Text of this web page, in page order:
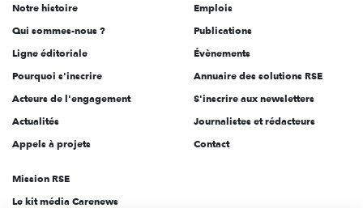
l'engagement
Notre histoire
Qui sommes-nous ?
Ligne éditoriale
Pourquoi s'inscrire
Acteurs de l'engagement
Actualités
Appels à projets
Emplois
Publications
Évènements
Annuaire des solutions RSE
S'inscrire aux newsletters
Journalistes et rédacteurs
Contact
Mission RSE
Le kit média Carenews